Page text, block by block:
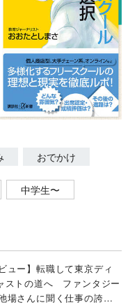
おでかけ
中学生〜
ュー】転職して東京ディ
ストの道へ ファンタジー
場さんに聞く仕事の誇り